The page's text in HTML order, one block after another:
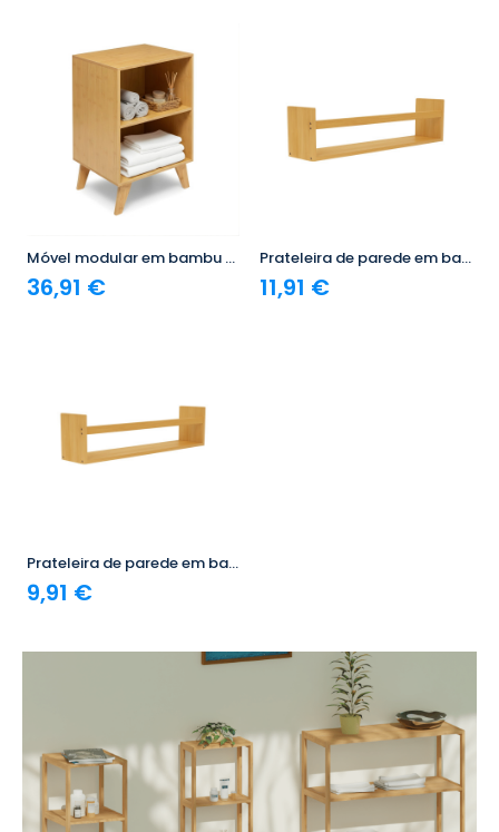
Móvel modular em bambu com 2 níveis Canoply 70 x 45 x 35 cm 7house
36,91 €
Prateleira de parede em bambu Canoply 14 x 57 x 10 cm 7house
11,91 €
Prateleira de parede em bambu Canoply 14 x 50 x 10 cm 7house
9,91 €